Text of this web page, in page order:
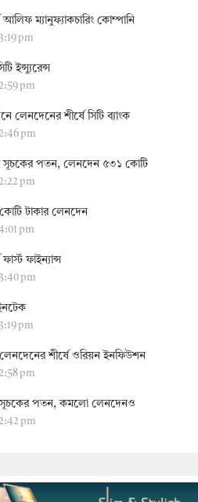
ম্যানুফ্যাকচারিং কোম্পানি
pm
ইন্স্যুরেন্স
pm
লেনদেনের শীর্ষে সিটি ব্যাংক
pm
সূচকের পতন, লেনদেন ৫৩১ কোটি
pm
কোটি টাকার লেনদেন
pm
ফাইন্যান্স
pm
pm
লেনদেনের শীর্ষে ওরিয়ন ইনফিউশন
pm
সূচকের পতন, কমলো লেনদেনও
pm